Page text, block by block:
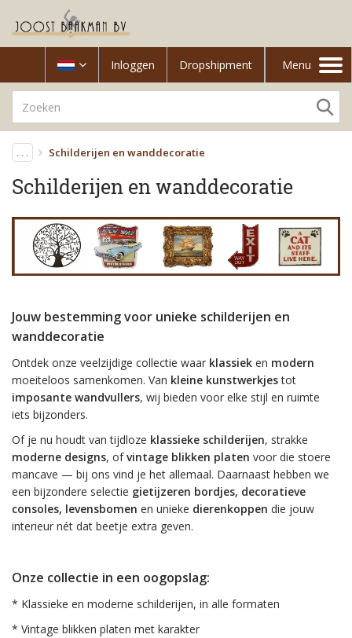
Inloggen Dropshipment
Toggle
navigation
Menu
. . . Schilderijen en wanddecoratie
Schilderijen en wanddecoratie
Jouw bestemming voor unieke schilderijen en
wanddecoratie
Ontdek onze veelzijdige collectie waar klassiek en modern
moeiteloos samenkomen. Van kleine kunstwerkjestot
imposante wandvullers, wij bieden voor elke stijl en ruimte
iets bijzonders.
Of je nu houdt van tijdloze klassieke schilderijen, strakke
moderne designs, ofvintage blikken platen voor die stoere
mancave — bij ons vind je het allemaal. Daarnaast hebben we
een bijzondere selectie gietijzeren bordjes, decoratieve
consoles, levensbomen en unieke dierenkoppen die jouw
interieur nét dat beetje extra geven.
Onze collectie in een oogopslag:
* Klassieke en moderne schilderijen, in alle formaten
* Vintage blikken platen met karakter